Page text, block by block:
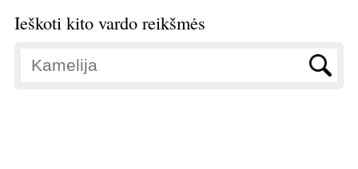
Ieškoti kito vardo reikšmės